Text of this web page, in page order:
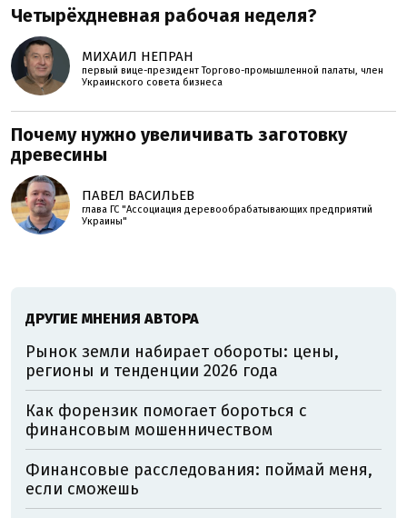
Четырёхдневная рабочая неделя?
МИХАИЛ НЕПРАН
первый вице-президент Торгово-промышленной палаты, член
Украинского совета бизнеса
Почему нужно увеличивать заготовку
древесины
ПАВЕЛ ВАСИЛЬЕВ
глава ГС "Ассоциация деревообрабатывающих предприятий
Украины"
ДРУГИЕ МНЕНИЯ АВТОРА
Рынок земли набирает обороты: цены,
регионы и тенденции 2026 года
Как форензик помогает бороться с
финансовым мошенничеством
Финансовые расследования: поймай меня,
если сможешь